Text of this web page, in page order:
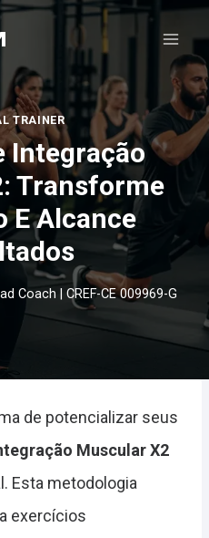
TRAINER
Integração
Transforme
E Alcance
Coach | CREF-CE 009969-G
de potencializar seus
Muscular X2
Esta metodologia
exercícios